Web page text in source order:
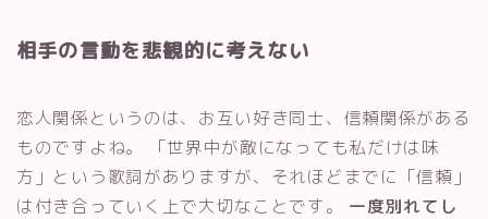
相手の言動を悲観的に考えない
恋人関係というのは、お互い好き同士、信頼関係がある
ものですよね。 「世界中が敵になっても私だけは味
方」という歌詞がありますが、それほどまでに「信頼」
は付き合っていく上で大切なことです。 一度別れてし